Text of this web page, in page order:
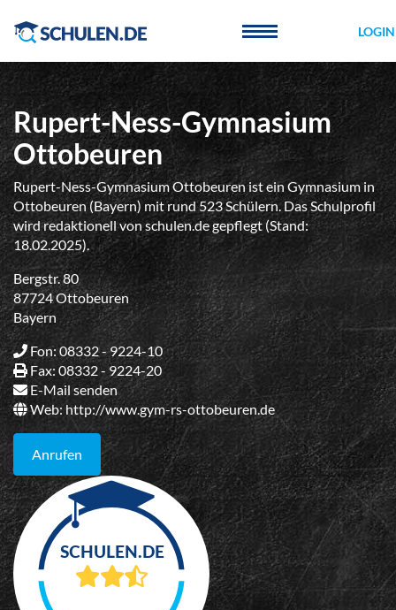
LOGIN
Rupert-Ness-Gymnasium
Ottobeuren
Rupert-Ness-Gymnasium Ottobeuren ist ein Gymnasium in
Ottobeuren (Bayern) mit rund 523 Schülern. Das Schulprofil
wird redaktionell von schulen.de gepflegt (Stand:
18.02.2025).
Bergstr. 80
87724 Ottobeuren
Bayern
Fon: 08332 - 9224-10
Fax: 08332 - 9224-20
E-Mail senden
Web:http://www.gym-rs-ottobeuren.de
Anrufen